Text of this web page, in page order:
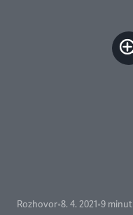
Rozhovor•8. 4. 2021•9 minut